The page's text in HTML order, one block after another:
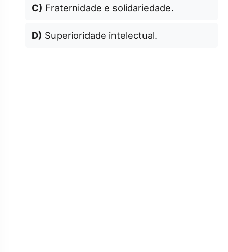
C) Fraternidade e solidariedade.
D) Superioridade intelectual.